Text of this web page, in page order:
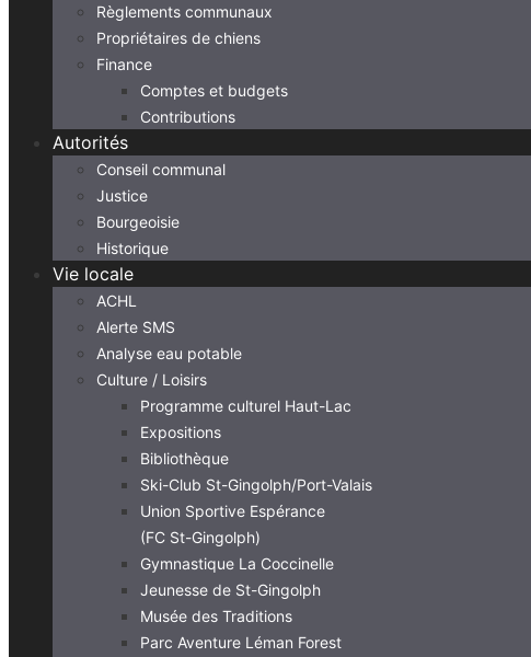
Règlements communaux
Propriétaires de chiens
Finance
Comptes et budgets
Contributions
Autorités
Conseil communal
Justice
Bourgeoisie
Historique
Vie locale
ACHL
Alerte SMS
Analyse eau potable
Culture / Loisirs
Programme culturel Haut-Lac
Expositions
Bibliothèque
Ski-Club St-Gingolph/Port-Valais
Union Sportive Espérance
(FC St-Gingolph)
Gymnastique La Coccinelle
Jeunesse de St-Gingolph
Musée des Traditions
Parc Aventure Léman Forest